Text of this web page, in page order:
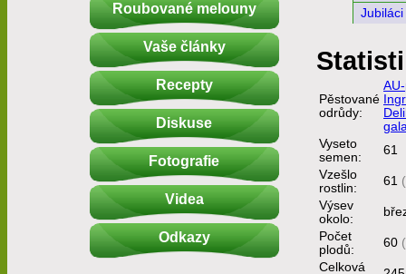
Roubované melouny
Vaše články
Recepty
Diskuse
Fotografie
Videa
Odkazy
Jubiláci
Pěstované
odrůdy:
Vyseto
semen:
61
Vzešlo
rostlin:
61
Výsev
okolo:
Počet
plodů:
60
Celková